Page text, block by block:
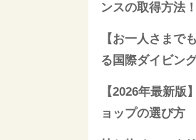
ンスの取得方法
【お一人さまで
る国際ダイビン
【2026年最新版
ョップの選び方